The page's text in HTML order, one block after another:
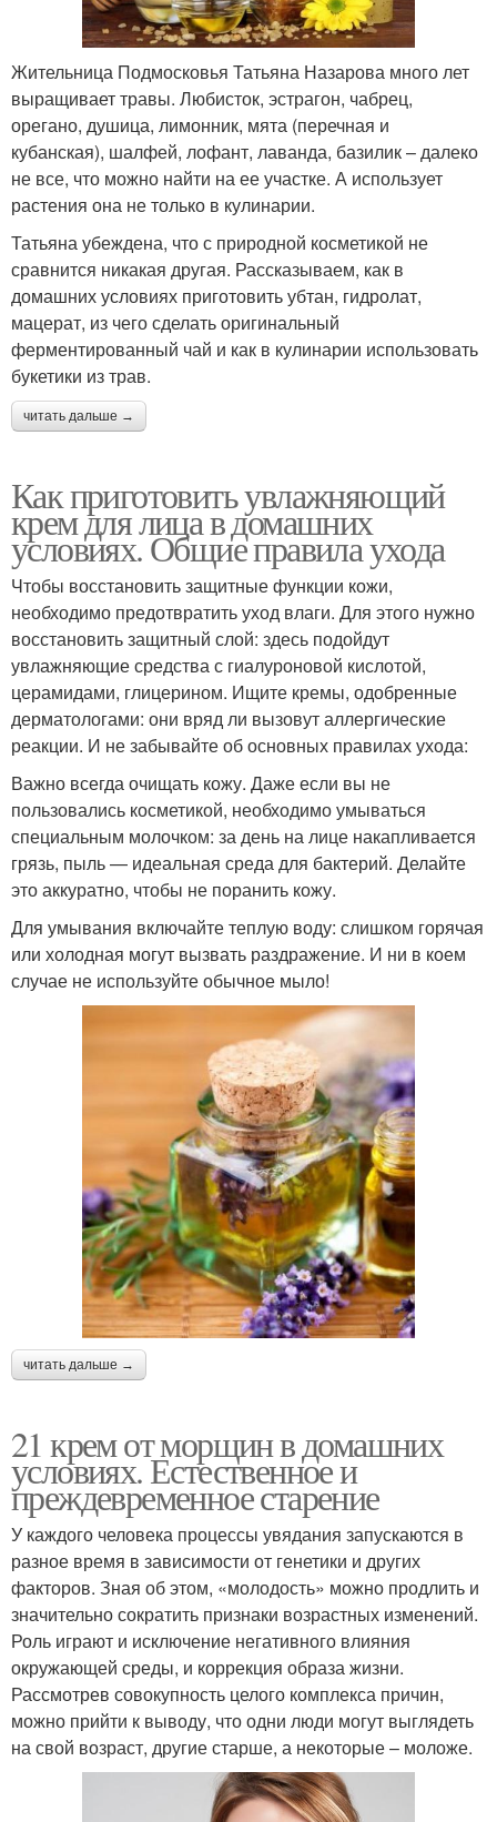
Жительница Подмосковья Татьяна Назарова много лет
выращивает травы. Любисток, эстрагон, чабрец,
орегано, душица, лимонник, мята (перечная и
кубанская), шалфей, лофант, лаванда, базилик – далеко
не все, что можно найти на ее участке. А использует
растения она не только в кулинарии.
Татьяна убеждена, что с природной косметикой не
сравнится никакая другая. Рассказываем, как в
домашних условиях приготовить убтан, гидролат,
мацерат, из чего сделать оригинальный
ферментированный чай и как в кулинарии использовать
букетики из трав.
читать дальше →
Как приготовить увлажняющий
крем для лица в домашних
условиях. Общие правила ухода
Чтобы восстановить защитные функции кожи,
необходимо предотвратить уход влаги. Для этого нужно
восстановить защитный слой: здесь подойдут
увлажняющие средства с гиалуроновой кислотой,
церамидами, глицерином. Ищите кремы, одобренные
дерматологами: они вряд ли вызовут аллергические
реакции. И не забывайте об основных правилах ухода:
Важно всегда очищать кожу. Даже если вы не
пользовались косметикой, необходимо умываться
специальным молочком: за день на лице накапливается
грязь, пыль — идеальная среда для бактерий. Делайте
это аккуратно, чтобы не поранить кожу.
Для умывания включайте теплую воду: слишком горячая
или холодная могут вызвать раздражение. И ни в коем
случае не используйте обычное мыло!
читать дальше →
21 крем от морщин в домашних
условиях. Естественное и
преждевременное старение
У каждого человека процессы увядания запускаются в
разное время в зависимости от генетики и других
факторов. Зная об этом, «молодость» можно продлить и
значительно сократить признаки возрастных изменений.
Роль играют и исключение негативного влияния
окружающей среды, и коррекция образа жизни.
Рассмотрев совокупность целого комплекса причин,
можно прийти к выводу, что одни люди могут выглядеть
на свой возраст, другие старше, а некоторые – моложе.